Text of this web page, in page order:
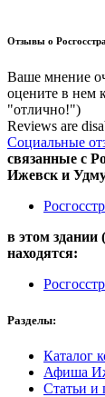
Отзывы о
Ваше мнение
оцените в нем
"отлично!")
Reviews are
Социальные
связанные с
Ижевск и
в этом здании
находятся:
Разделы:
Каталог
Афиша
Статьи и